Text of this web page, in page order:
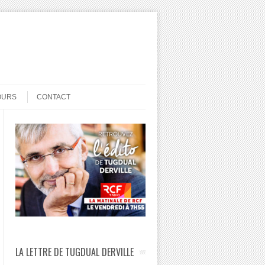
CONTACT
LA LETTRE DE TUGDUAL DERVILLE